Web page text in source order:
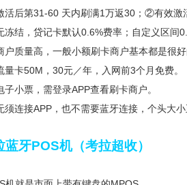
后第31-60 天内刷满1万返30；②有效激
冻结，贷记卡默认0.6%费率；自定义区间
户质量高，一般小额刷卡商户基本都是很好
量卡50M，30元／年，入网前3个月免费。
子小票，需登录APP查看刷卡商户。
须连接APP，也不需要蓝牙连接，个头大
蓝牙POS机（考拉超收）